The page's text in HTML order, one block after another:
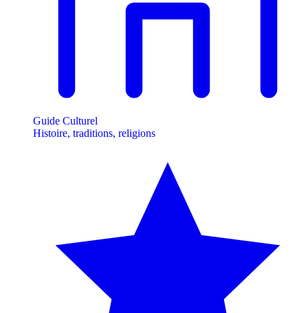
Guide Culturel
Histoire, traditions, religions